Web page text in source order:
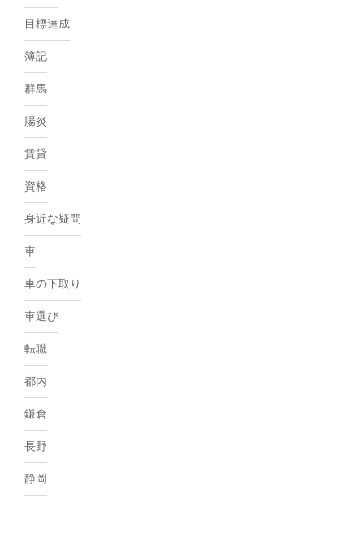
目標達成
簿記
群馬
腸炎
賃貸
資格
身近な疑問
車
車の下取り
車選び
転職
都内
鎌倉
長野
静岡